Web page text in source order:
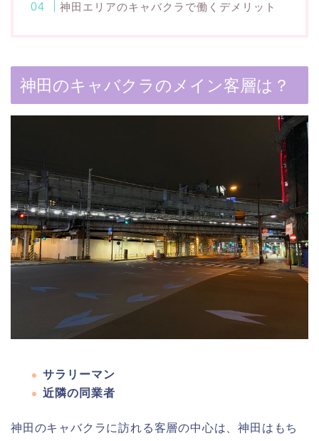
神田エリアのキャバクラで働くデメリット
神田のキャバクラのメイン客層は？
サラリーマン
近隣の同業者
神田のキャバクラに訪れる客層の中心は、神田はもち